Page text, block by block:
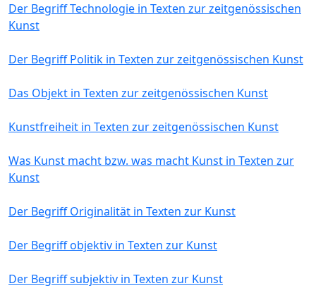
Der Begriff Technologie in Texten zur zeitgenössischen
Kunst
Der Begriff Politik in Texten zur zeitgenössischen Kunst
Das Objekt in Texten zur zeitgenössischen Kunst
Kunstfreiheit in Texten zur zeitgenössischen Kunst
Was Kunst macht bzw. was macht Kunst in Texten zur
Kunst
Der Begriff Originalität in Texten zur Kunst
Der Begriff objektiv in Texten zur Kunst
Der Begriff subjektiv in Texten zur Kunst